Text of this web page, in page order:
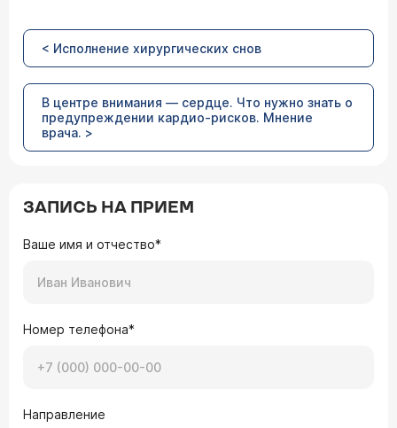
< Исполнение хирургических снов
В центре внимания — сердце. Что нужно знать о
предупреждении кардио-рисков. Мнение
врача. >
ЗАПИСЬ НА ПРИЕМ
Ваше имя и отчество*
Номер телефона*
Направление